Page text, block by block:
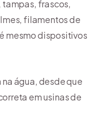
frascos,
filamentos de
mesmo dispositivos
água, desde que
em usinas de